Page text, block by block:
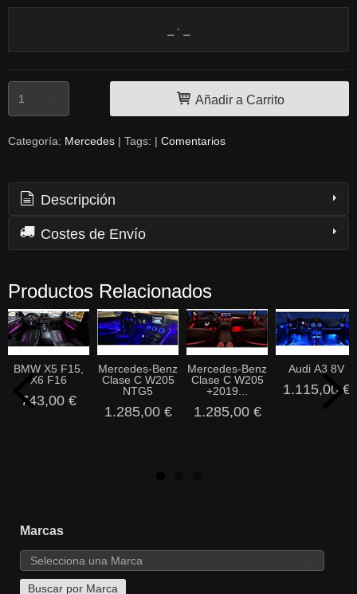
Marcas
Añadir a Carrito
Categoría: Mercedes | Tags: | Comentarios
Descripción
Costes de Envío
Productos Relacionados
BMW X5 F15,
X6 F16
743,00 €
Mercedes-Benz
Clase C W205
NTG5
1.285,00 €
Mercedes-Benz
Clase C W205
+2019...
1.285,00 €
Audi A3 8V
1.115,00 €